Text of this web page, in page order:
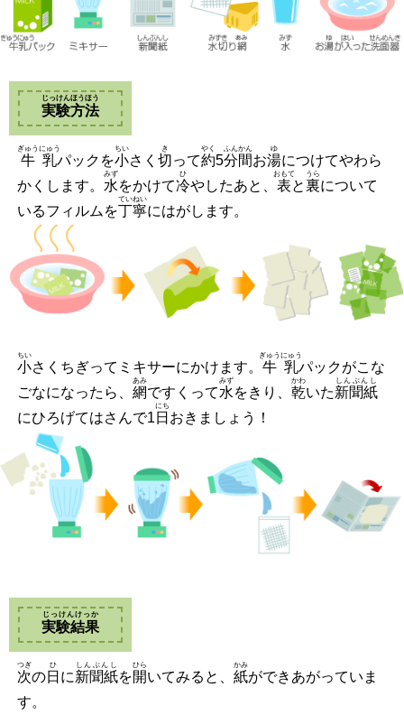
実験方法
じっけんほうほう
牛乳
ぎゅうにゅう
パックを小
ちい
さく 切
き
って約
やく
5分間
ふんかん
お湯
ゆ
につけてやわら
かくします。 水
みず
をかけて冷
ひ
やしたあと、 表
おもて
と裏
うら
について
いるフィルムを丁寧
ていねい
にはがします。
小
ちい
さくちぎってミキサーにかけます。 牛乳
ぎゅうにゅう
パックがこな
ごなになったら、 網
あみ
ですくって水
みず
をきり、 乾
かわ
いた新聞紙
しんぶんし
にひろげてはさんで1 日
にち
おきましょう！
実験結果
じっけんけっか
次
つぎ
の日
ひ
に新聞紙
しんぶんし
を開
ひら
いてみると、 紙
かみ
ができあがっていま
す。